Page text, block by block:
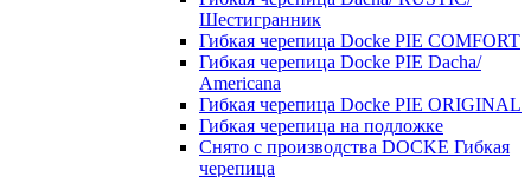
Шестигранник
Гибкая черепица Docke PIE COMFORT
Гибкая черепица Docke PIE Dacha/
Americana
Гибкая черепица Docke PIE ОRIGINАL
Гибкая черепица на подложке
Снято с производства DOCKE Гибкая
черепица